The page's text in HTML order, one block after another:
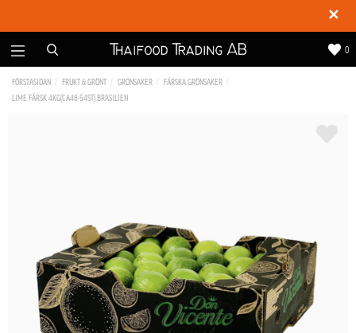
✕
0
FÖRSTASIDAN FRUKT & GRÖNT GRÖNSAKER
FÄRSKA GRÖNSAKER
LIME FÄRSK 4KG(CA48-54ST) BRASILIEN